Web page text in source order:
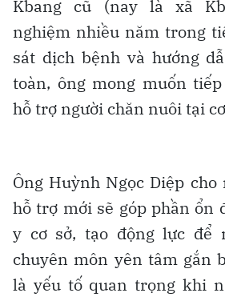
Kbang cũ (nay là xã
nghiệm nhiều năm trong
sát dịch bệnh và hướng
toàn, ông mong muốn
hỗ trợ người chăn nuôi tại
Ông Huỳnh Ngọc Diệp
hỗ trợ mới sẽ góp phần ổn
y cơ sở, tạo động lực để
chuyên môn yên tâm gắn
là yếu tố quan trọng khi